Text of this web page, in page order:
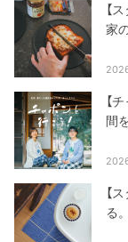
【
家
【
間
【
る